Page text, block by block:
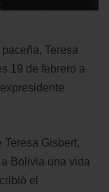
Teresa
19 de febrero a
Teresa Gisbert,
Bolivia una vida
el